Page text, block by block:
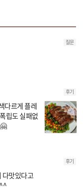
질문
후기
다르게 플레
립도 실패없
후기
다맛있다고